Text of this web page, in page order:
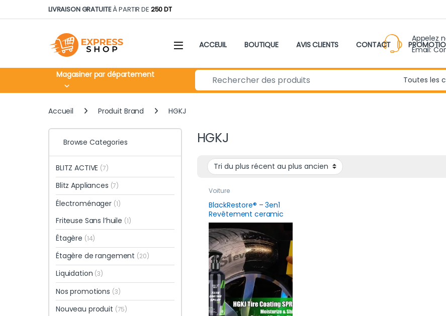
Skip to navigation
Skip to contentLIVRAISON GRATUITEÀ PARTIR DE 250 DT
ACCEUIL BOUTIQUE AVIS CLIENTS CONTACT
Appelez
Email:
Magasiner par département Search for:
Accueil Produit Brand HGKJ
HGKJ
Voiture
BlackRestore® – 3en1
Revêtement ceramic
Hydrophobe Pneus ,
plastique
Browse Categories
BLITZ ACTIVE (7)
Blitz Appliances (7)
Électroménager (1)
Friteuse Sans l’huile (1)
Étagère (14)
Étagère de rangement (20)
Liquidation (3)
Nos promotions (3)
Nouveau produit (75)